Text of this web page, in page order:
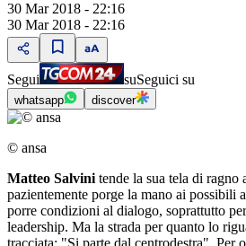
30 Mar 2018 - 22:16
30 Mar 2018 - 22:16
Segui suSeguici su
whatsapp discover
© ansa
Matteo Salvini tende la sua tela di ragno
pazientemente porge la mano ai possibili
porre condizioni al dialogo, soprattutto
leadership. Ma la strada per quanto lo